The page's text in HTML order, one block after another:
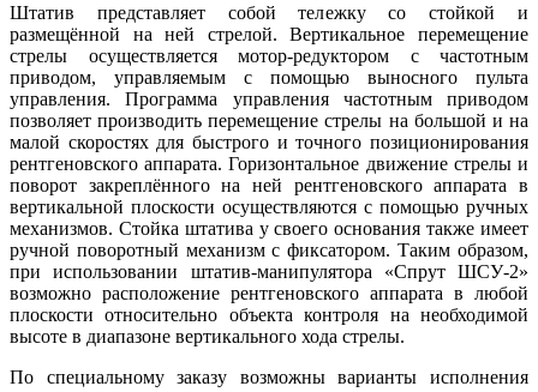
Штатив представляет собой тележку со стойкой и
размещённой на ней стрелой. Вертикальное перемещение
стрелы осуществляется мотор-редуктором с частотным
приводом, управляемым с помощью выносного пульта
управления. Программа управления частотным приводом
позволяет производить перемещение стрелы на большой и на
малой скоростях для быстрого и точного позиционирования
рентгеновского аппарата. Горизонтальное движение стрелы и
поворот закреплённого на ней рентгеновского аппарата в
вертикальной плоскости осуществляются с помощью ручных
механизмов. Стойка штатива у своего основания также имеет
ручной поворотный механизм с фиксатором. Таким образом,
при использовании штатив-манипулятора «Спрут ШСУ-2»
возможно расположение рентгеновского аппарата в любой
плоскости относительно объекта контроля на необходимой
высоте в диапазоне вертикального хода стрелы.
По специальному заказу возможны варианты исполнения